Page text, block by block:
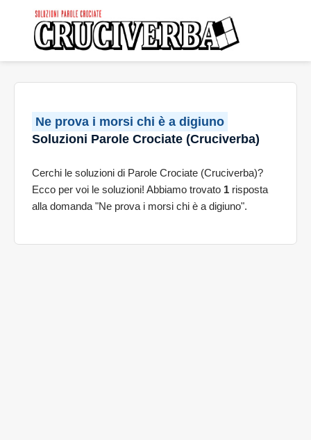
Ne prova i morsi chi è a digiuno
Soluzioni Parole Crociate (Cruciverba)
Cerchi le soluzioni di Parole Crociate (Cruciverba)?
Ecco per voi le soluzioni! Abbiamo trovato 1 risposta
alla domanda "Ne prova i morsi chi è a digiuno".